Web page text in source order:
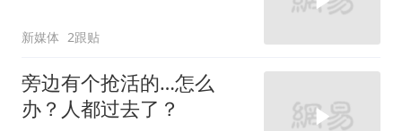
新媒体 2跟贴
旁边有个抢活的…怎么
办？人都过去了？